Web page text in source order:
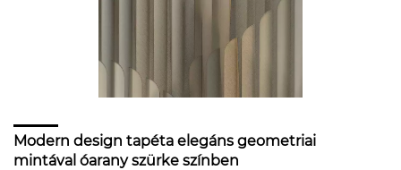
Modern design tapéta elegáns geometriai
mintával óarany szürke színben